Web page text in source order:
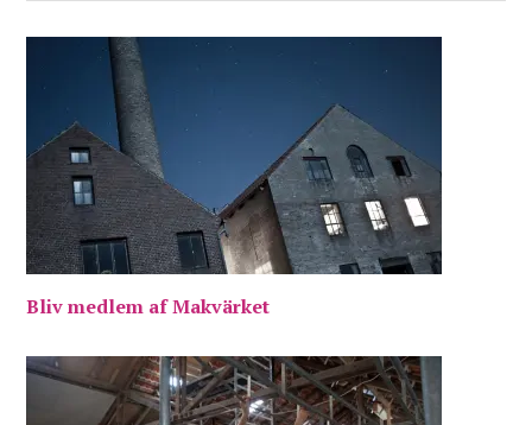
Bliv medlem af Makvärket